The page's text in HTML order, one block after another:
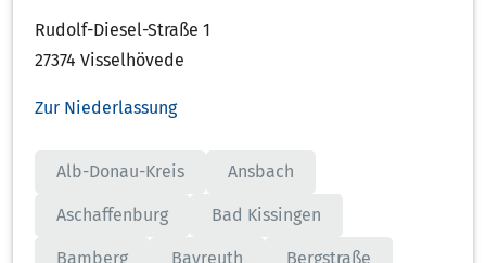
Rudolf-Diesel-Straße 1
27374 Visselhövede
Zur Niederlassung
Alb-Donau-Kreis Ansbach
Aschaffenburg Bad Kissingen
Bamberg Bayreuth Bergstraße